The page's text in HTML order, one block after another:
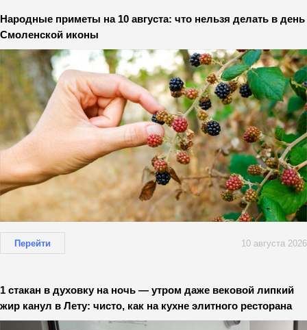
Народные приметы на 10 августа: что нельзя делать в день
Смоленской иконы
Перейти 10 августа 2026
1 стакан в духовку на ночь — утром даже вековой липкий
жир канул в Лету: чисто, как на кухне элитного ресторана